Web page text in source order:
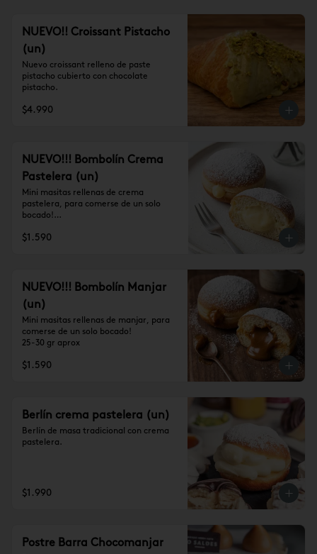
NUEVO!! Croissant Pistacho
(un)
Nuevo croissant relleno de paste
pistacho cubierto con chocolate
pistacho.
$4.990
NUEVO!!! Bombolín Crema
Pastelera (un)
Mini masitas rellenas de crema
pastelera, para comerse de un solo
bocado!
$1.590
NUEVO!!! Bombolín Manjar
(un)
Mini masitas rellenas de manjar, para
comerse de un solo bocado!
25-30 gr aprox
$1.590
Berlín crema pastelera (un)
Berlín de masa tradicional con crema
pastelera.
$1.990
Postre Barra Chocomanjar